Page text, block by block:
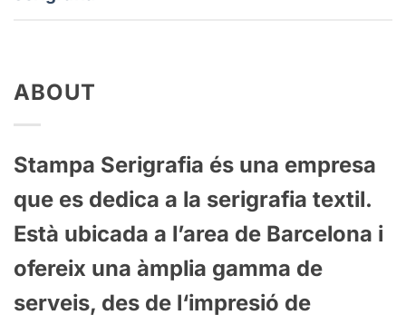
ABOUT
Stampa Serigrafia és una empresa
que es dedica a la serigrafia textil.
Està ubicada a l’area de Barcelona i
ofereix una àmplia gamma de
serveis, des de l‘impresió de